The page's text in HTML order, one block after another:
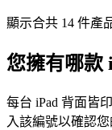
顯示合共 14 件產
您擁有哪款
每台 iPad 背面皆
入該編號以確認您